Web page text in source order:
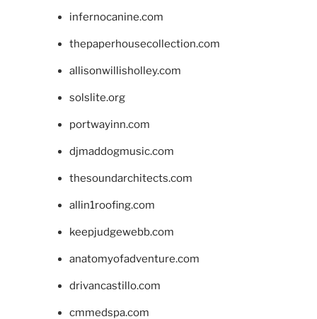
infernocanine.com
thepaperhousecollection.com
allisonwillisholley.com
solslite.org
portwayinn.com
djmaddogmusic.com
thesoundarchitects.com
allin1roofing.com
keepjudgewebb.com
anatomyofadventure.com
drivancastillo.com
cmmedspa.com